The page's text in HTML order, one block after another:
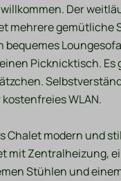
des Spielplatzes
Der
mehrere gemütliche
bequemes
Picknicktisch. Es
WLAN.
Chalet modern und
mit Zentralheizung,
Stühlen und